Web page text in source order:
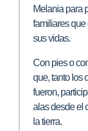
Melania para
familiares
sus vidas.
Con pies o
que, tanto los
fueron,
alas desde el
la tierra.